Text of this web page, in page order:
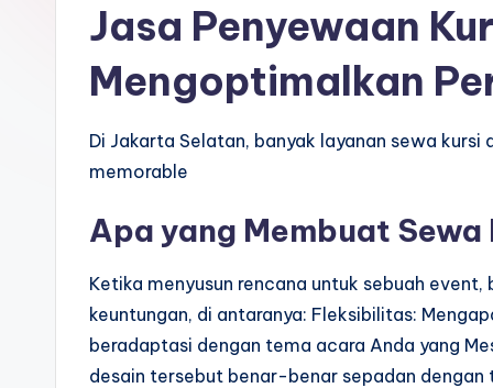
Jasa Penyewaan
Mengoptimalkan
Di Jakarta Selatan, banyak layanan sewa
memorable
Apa yang Membuat
Ketika menyusun rencana untuk sebuah
keuntungan, di antaranya: Fleksibilitas:
beradaptasi dengan tema acara Anda yang
desain tersebut benar-benar sepadan